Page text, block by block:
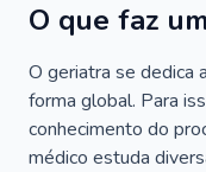
O que faz
O geriatra se dedica
forma global. Para
conhecimento do
médico estuda